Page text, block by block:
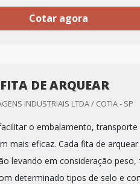
Cotar agora
DE ARQUEAR
INDUSTRIAIS LTDA / COTIA - SP
o embalamento,
mais eficaz. Cada fita de
levando em consideração
determinado tipos de selo e